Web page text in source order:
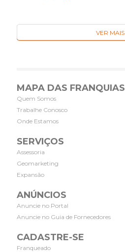
VER MAIS
MAPA DAS FRANQUIAS
Quem Somos
Trabalhe Conosco
Onde Estamos
SERVIÇOS
Assessoria
Geomarketing
Expansão
ANÚNCIOS
Anuncie no Portal
Anuncie no Guia de Fornecedores
CADASTRE-SE
Franqueado